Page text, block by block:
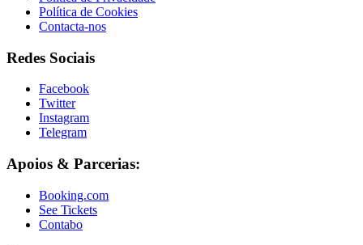
Política de Cookies
Contacta-nos
Redes Sociais
Facebook
Twitter
Instagram
Telegram
Apoios & Parcerias:
Booking.com
See Tickets
Contabo